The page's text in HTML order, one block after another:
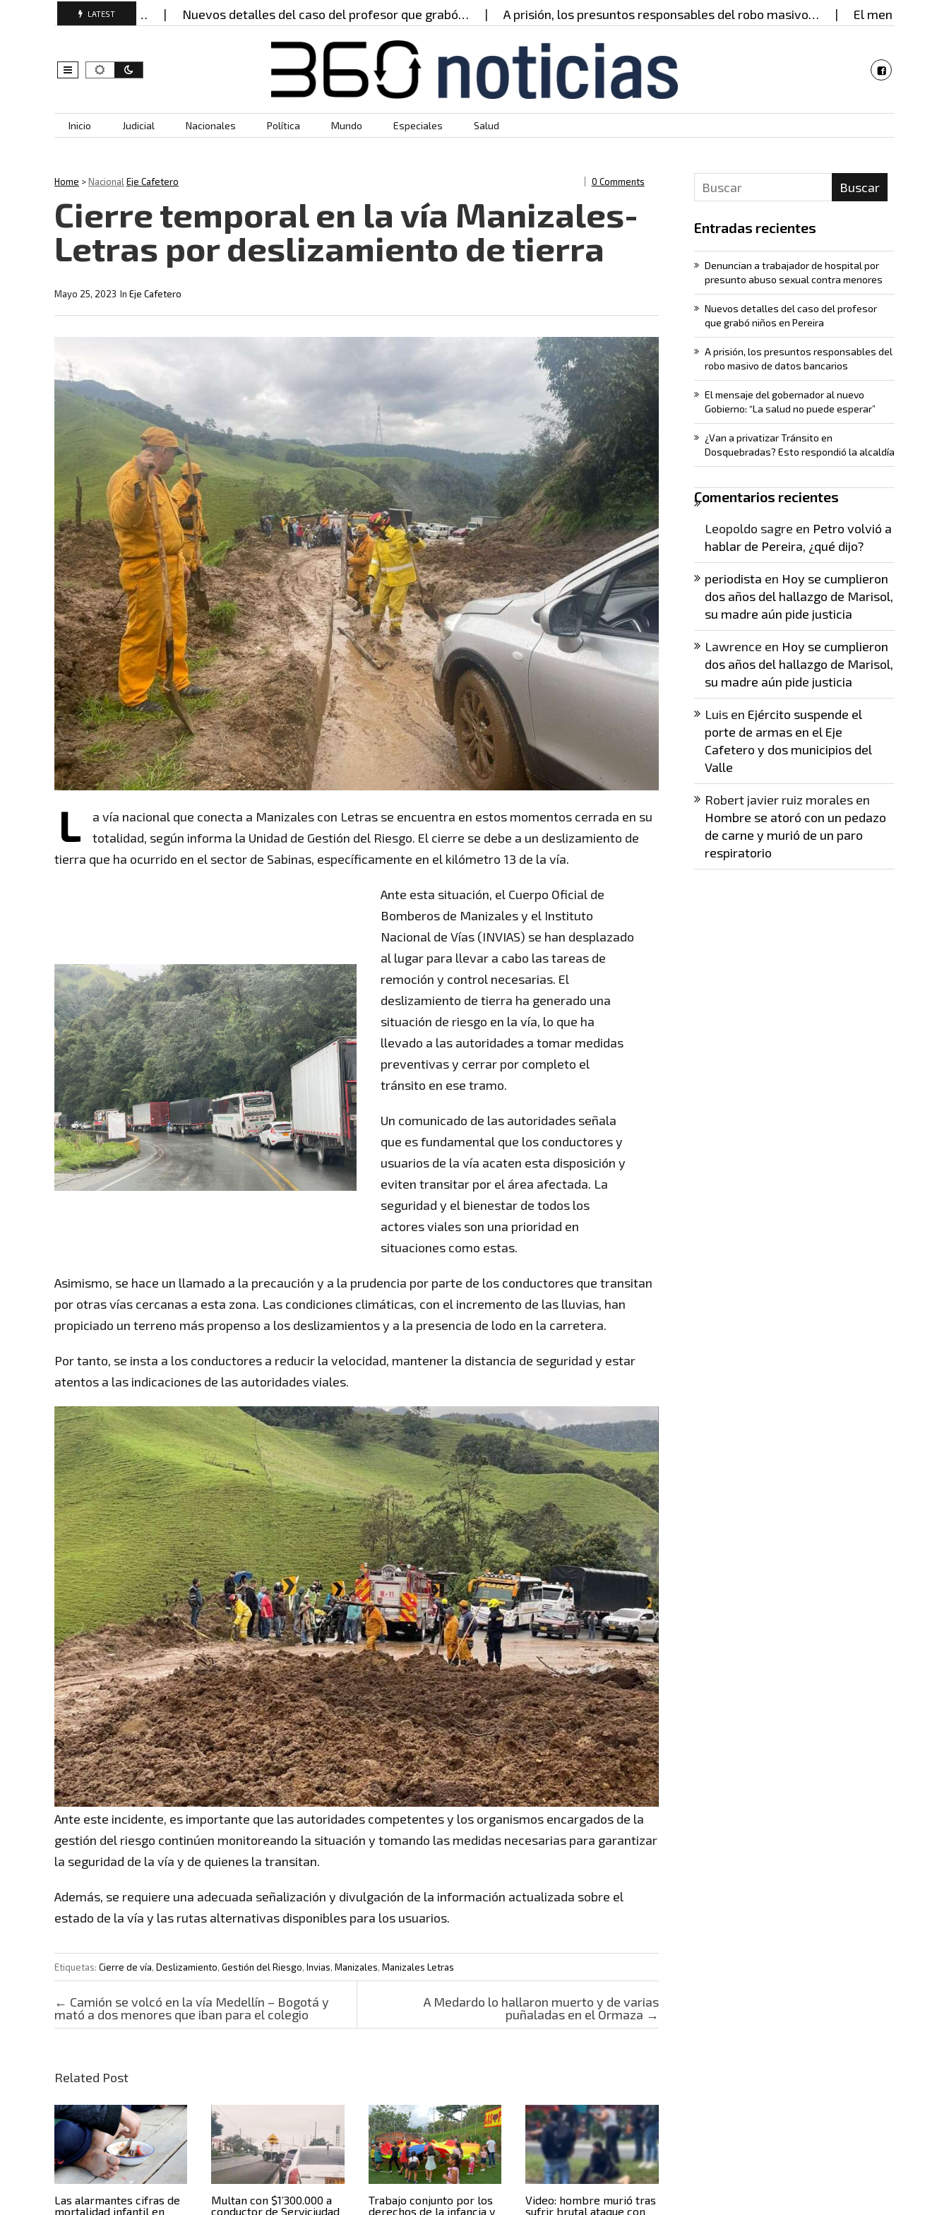
LATEST
abuso… Nuevos detalles del caso del profesor que grabó… A prisión, los presuntos responsables del robo masivo… El mensaje del
Skip to content
Inicio Judicial Nacionales Política Mundo Especiales Salud
Home >NacionalEje Cafetero 0 Comments
Cierre temporal en la vía Manizales-
Letras por deslizamiento de tierra
In Eje Cafetero
Mayo 25, 2023
L
a vía nacional que conecta a Manizales con Letras se encuentra en estos momentos cerrada en su
totalidad, según informa la Unidad de Gestión del Riesgo. El cierre se debe a un deslizamiento de
tierra que ha ocurrido en el sector de Sabinas, específicamente en el kilómetro 13 de la vía.
Ante esta situación, el Cuerpo Oficial de
Bomberos de Manizales y el Instituto
Nacional de Vías (INVIAS) se han desplazado
al lugar para llevar a cabo las tareas de
remoción y control necesarias. El
deslizamiento de tierra ha generado una
situación de riesgo en la vía, lo que ha
llevado a las autoridades a tomar medidas
preventivas y cerrar por completo el
tránsito en ese tramo.
Un comunicado de las autoridades señala
que es fundamental que los conductores y
usuarios de la vía acaten esta disposición y
eviten transitar por el área afectada. La
seguridad y el bienestar de todos los
actores viales son una prioridad en
situaciones como estas.
Asimismo, se hace un llamado a la precaución y a la prudencia por parte de los conductores que transitan
por otras vías cercanas a esta zona. Las condiciones climáticas, con el incremento de las lluvias, han
propiciado un terreno más propenso a los deslizamientos y a la presencia de lodo en la carretera.
Por tanto, se insta a los conductores a reducir la velocidad, mantener la distancia de seguridad y estar
atentos a las indicaciones de las autoridades viales.
Ante este incidente, es importante que las autoridades competentes y los organismos encargados de la
gestión del riesgo continúen monitoreando la situación y tomando las medidas necesarias para garantizar
la seguridad de la vía y de quienes la transitan.
Además, se requiere una adecuada señalización y divulgación de la información actualizada sobre el
estado de la vía y las rutas alternativas disponibles para los usuarios.
Etiquetas: Cierre de vía, Deslizamiento, Gestión del Riesgo, Invias, Manizales, Manizales Letras
Post navigation
← Camión se volcó en la vía Medellín – Bogotá y
mató a dos menores que iban para el colegio
A Medardo lo hallaron muerto y de varias
puñaladas en el Ormaza →
Related Post
Las alarmantes cifras de
mortalidad infantil en
Multan con $1’300.000 a
conductor de Serviciudad
Trabajo conjunto por los
derechos de la infancia y
Video: hombre murió tras
sufrir brutal ataque con
Buscar
Entradas recientes
Denuncian a trabajador de hospital por
presunto abuso sexual contra menores
Nuevos detalles del caso del profesor
que grabó niños en Pereira
A prisión, los presuntos responsables del
robo masivo de datos bancarios
El mensaje del gobernador al nuevo
Gobierno: “La salud no puede esperar”
¿Van a privatizar Tránsito en
Dosquebradas? Esto respondió la alcaldía
Comentarios recientes
Leopoldo sagre en Petro volvió a
hablar de Pereira, ¿qué dijo?
periodista en Hoy se cumplieron
dos años del hallazgo de Marisol,
su madre aún pide justicia
Lawrence en Hoy se cumplieron
dos años del hallazgo de Marisol,
su madre aún pide justicia
Luisen Ejército suspende el
porte de armas en el Eje
Cafetero y dos municipios del
Valle
Robert javier ruiz moralesen
Hombre se atoró con un pedazo
de carne y murió de un paro
respiratorio